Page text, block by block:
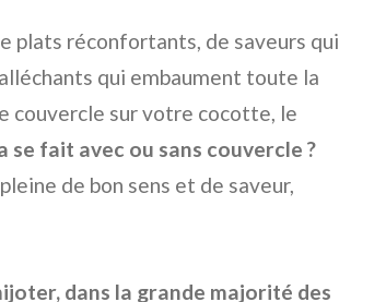
plats réconfortants, de saveurs qui
qui embaument toute la
couvercle sur votre cocotte, le
se fait avec ou sans couvercle ?
de bon sens et de saveur,
dans la grande majorité des